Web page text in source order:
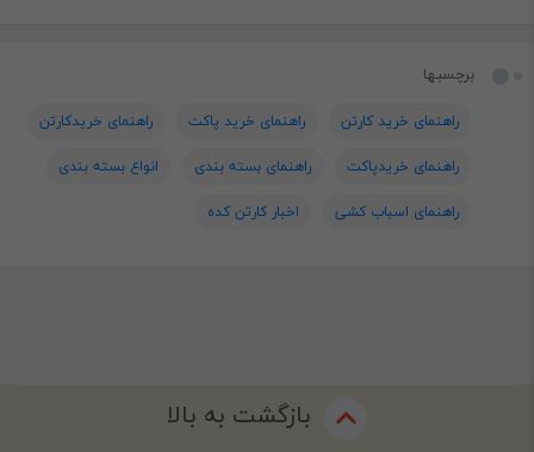
برچسبها
راهنمای خرید کارتن راهنمای خرید پاکت
راهنمای خریدکارتن
راهنمای خریدپاکت
راهنمای بسته بندی
انواع بسته بندی
راهنمای اسباب کشی
اخبار کارتن کده
بازگشت به بالا